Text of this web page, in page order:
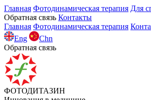
Главная Фотодинамическая терапия Для
Обратная связь Контакты
Главная Фотодинамическая терапия
Eng
Chn
Обратная связь
ФОТОДИТАЗИН